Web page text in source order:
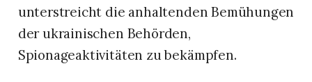
unterstreicht die anhaltenden Bemühungen
der ukrainischen Behörden,
Spionageaktivitäten zu bekämpfen.